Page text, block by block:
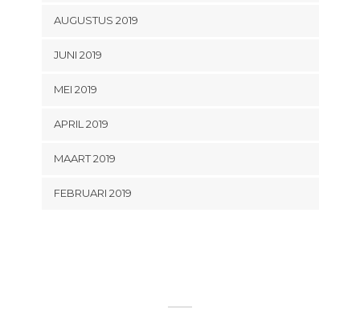
AUGUSTUS 2019
JUNI 2019
MEI 2019
APRIL 2019
MAART 2019
FEBRUARI 2019